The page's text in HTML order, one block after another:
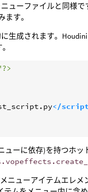
ューファイルと同様
ます。
生成されます。
</
ーに依存)を持つホッ
ニューアイテムエレメ